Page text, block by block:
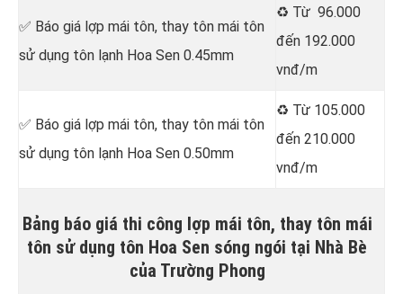
✅ Báo giá lợp mái tôn, thay tôn mái tôn
sử dụng tôn lạnh Hoa Sen 0.45mm
♻️ Từ 96.000
đến 192.000
vnđ/m
✅ Báo giá lợp mái tôn, thay tôn mái tôn
sử dụng tôn lạnh Hoa Sen 0.50mm
♻️ Từ 105.000
đến 210.000
vnđ/m
Bảng báo giá thi công lợp mái tôn, thay tôn mái
tôn sử dụng tôn Hoa Sen sóng ngói tại Nhà Bè
của Trường Phong